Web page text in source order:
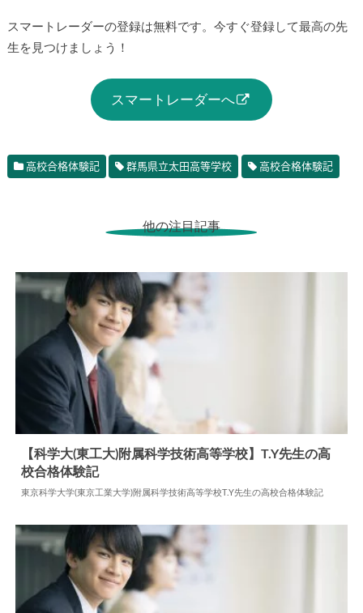
スマートレーダーの登録は無料です。今すぐ登録して最高の先
生を見つけましょう！
スマートレーダーへ
高校合格体験記 群馬県立太田高等学校 高校合格体験記
他の注目記事
高校合格体験記 2024.06.18
【科学大(東工大)附属科学技術高等学校】T.Y先生の高
校合格体験記
東京科学大学(東京工業大学)附属科学技術高等学校T.Y先生の高校合格体験記